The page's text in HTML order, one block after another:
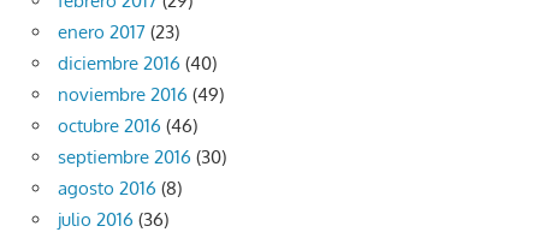
enero 2017 (23)
diciembre 2016 (40)
noviembre 2016 (49)
octubre 2016 (46)
septiembre 2016 (30)
agosto 2016 (8)
julio 2016 (36)